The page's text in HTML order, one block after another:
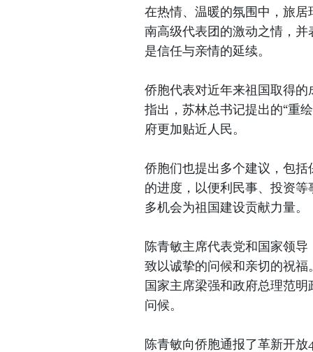
在热情、温暖的氛围中，旅
南高级代表团的激动之情，
是信任与亲情的延续。
侨胞代表对近年来祖国取得
指出，苏林总书记提出的“重
府更加贴近人民。
侨胞们也提出多个建议，包
的进度，以便利民事、投资
多机会为祖国建设贡献力量。
陈青敏主席代表党和国家领
致以诚挚的问候和亲切的祝
国家主席梁强和政府总理范
问候。
陈青敏向侨胞通报了革新开